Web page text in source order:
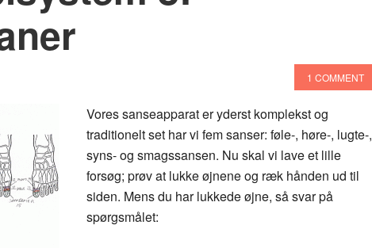
1 COMMENT
Vores sanseapparat er yderst komplekst og
traditionelt set har vi fem sanser: føle-, høre-, lugte-,
syns- og smagssansen. Nu skal vi lave et lille
forsøg; prøv at lukke øjnene og ræk hånden ud til
siden. Mens du har lukkede øjne, så svar på
spørgsmålet: